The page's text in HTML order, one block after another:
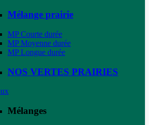
Mélange prairie
MP Courte durée
MP Moyenne durée
MP Longue durée
NOS VERTES PRAIRIES
Mélanges